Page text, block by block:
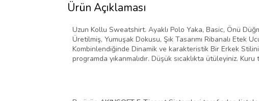
Ürün Açıklaması
Uzun Kollu Sweatshirt. Ayaklı Polo Yaka, Basic, Önü
Üretilmiş, Yumuşak Dokusu, Şık Tasarımı Ribanalı Etek
Kombinlendiğinde Dinamik ve karakteristik Bir Erkek
programda yıkanmalıdır. Düşük sıcaklıkta ütüleyiniz. Kuru